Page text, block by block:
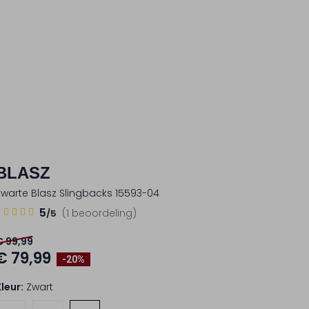
Blasz Slingbacks 15593-04
(1 beoordeling)
5/5
-20%
99,99
79,99
Zwart